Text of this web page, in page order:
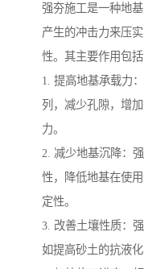
强夯施工是一种地
产生的冲击力来压
性。其主要作用包括
1. 提高地基承载力
列，减少孔隙，增
力。
2. 减少地基沉降：
性，降低地基在使
定性。
3. 改善土壤性质：
如提高砂土的抗液